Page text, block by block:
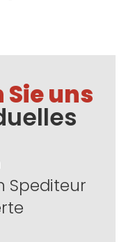
uns
Spediteur